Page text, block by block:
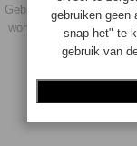
Gebruiksadvies rasp
wortelen, zachte
kaassoorten,
Gebruiksadvies